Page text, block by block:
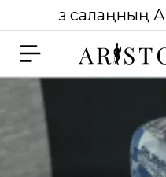
Өз салаңның